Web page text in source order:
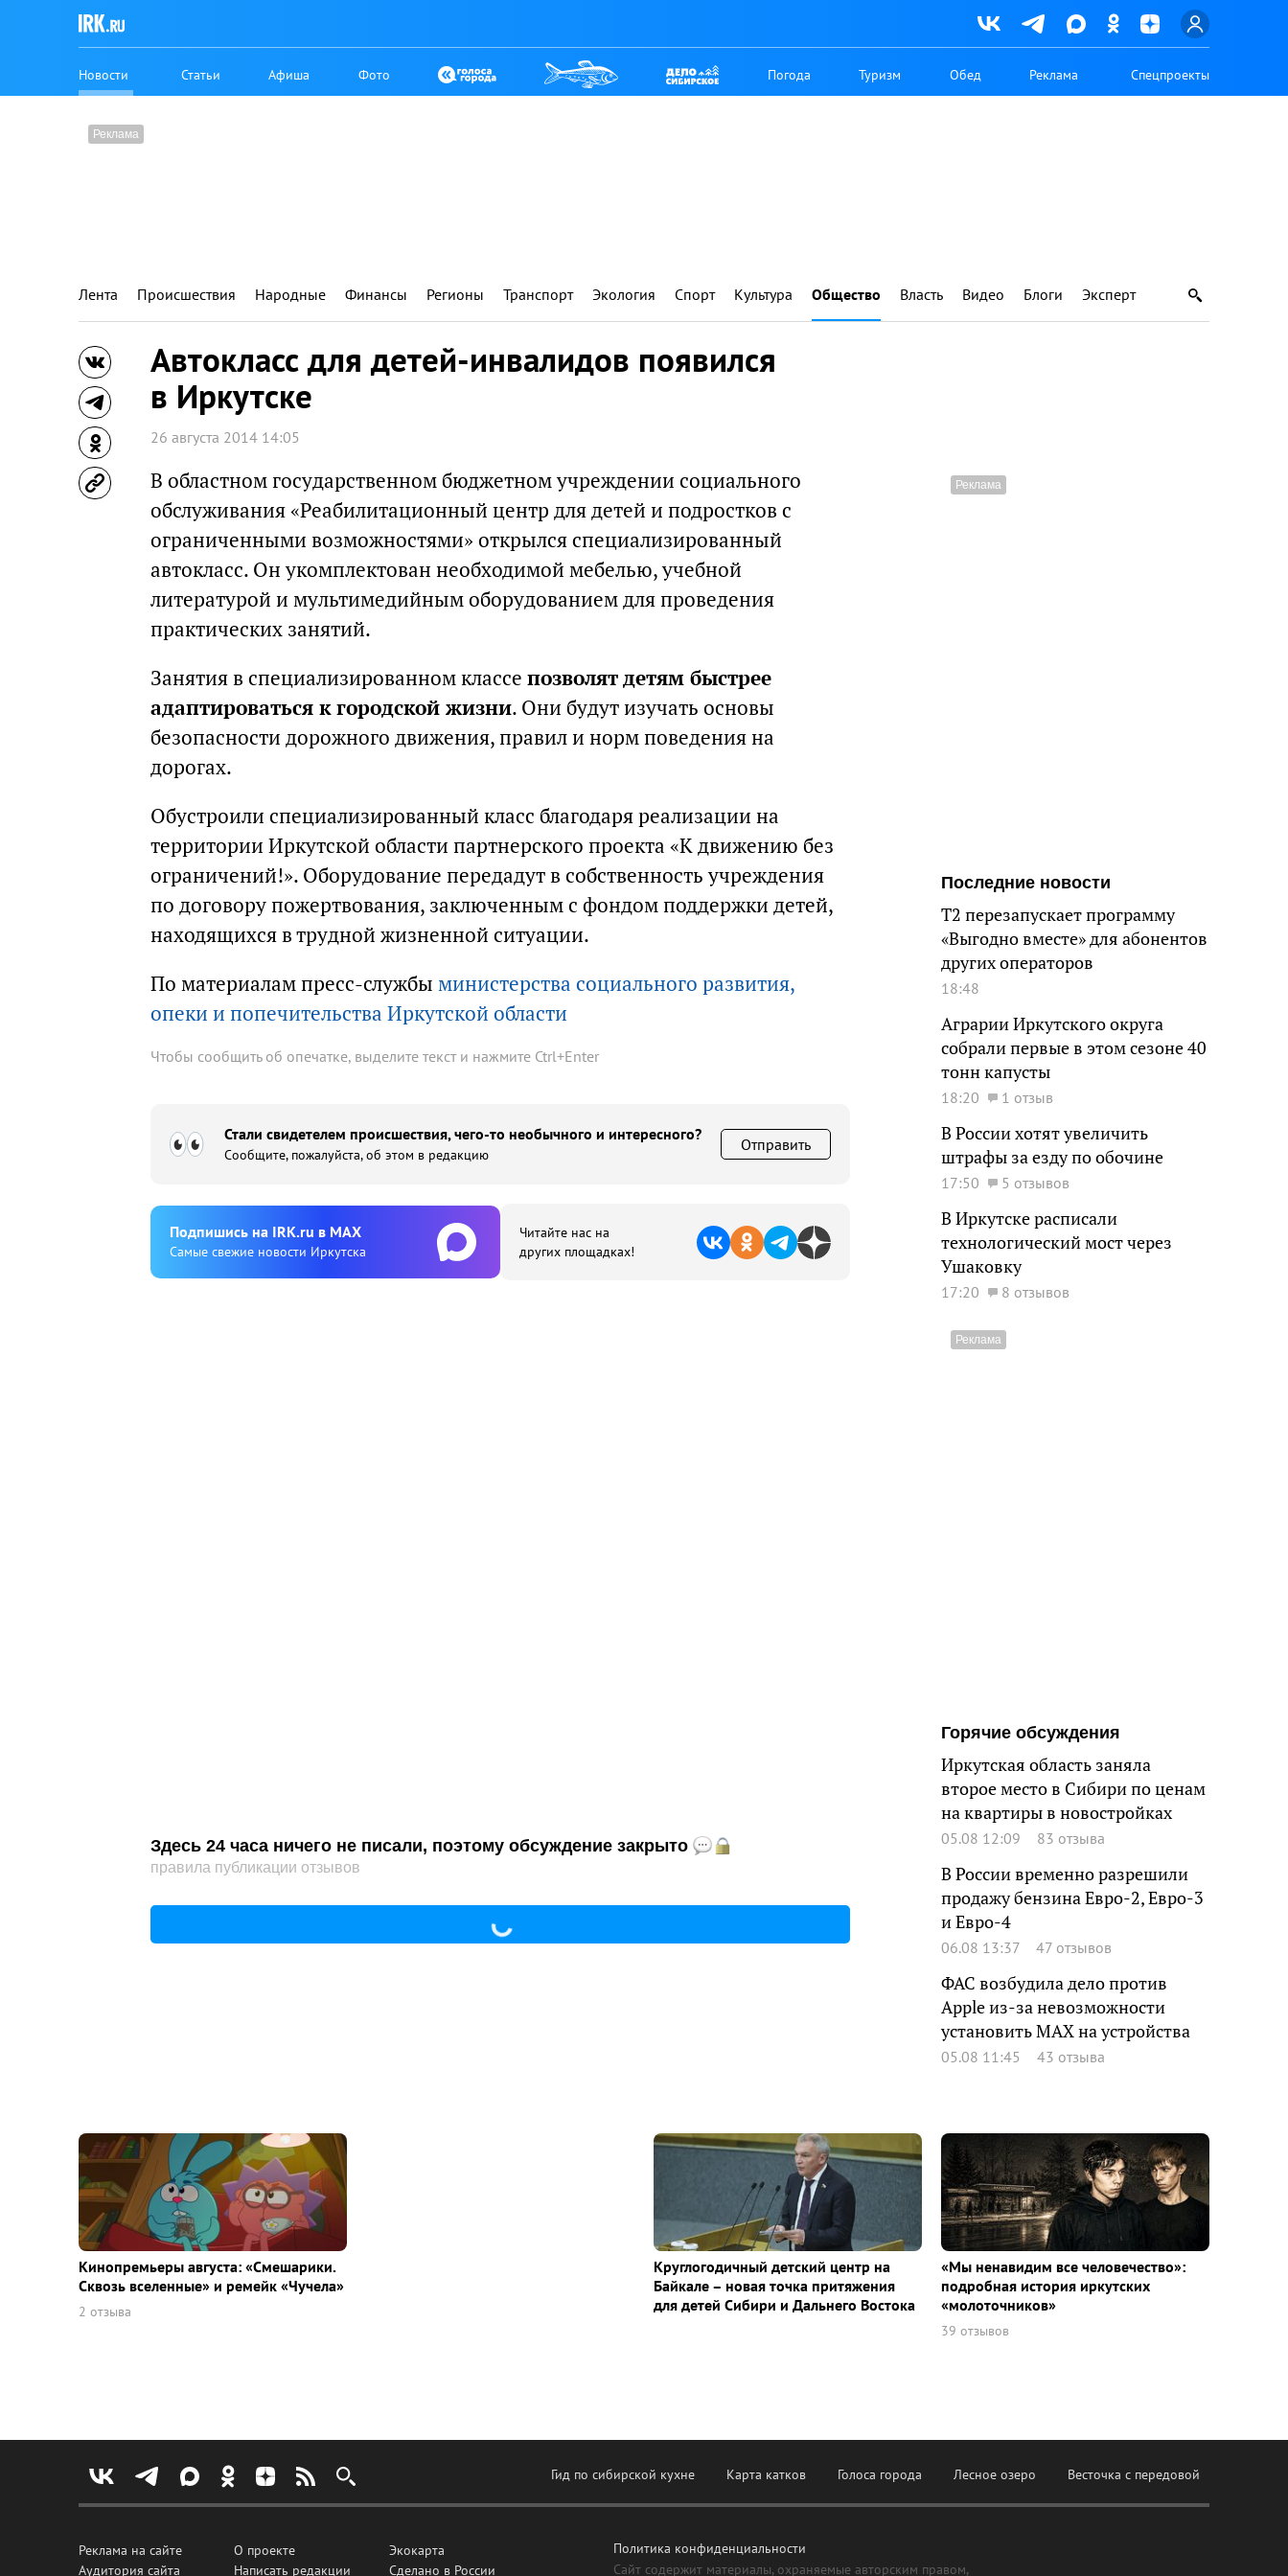
Новости Статьи Афиша Фото Погода Туризм Обед Реклама Спецпроекты
Лента Происшествия Народные Финансы Регионы Транспорт Экология Спорт Культура Общество Власть Видео Блоги Эксперт
Автокласс для детей-инвалидов появился
в Иркутске
26 августа 2014 14:05
В областном государственном бюджетном учреждении социального
обслуживания «Реабилитационный центр для детей и подростков с
ограниченными возможностями» открылся специализированный
автокласс. Он укомплектован необходимой мебелью, учебной
литературой и мультимедийным оборудованием для проведения
практических занятий.
Занятия в специализированном классе позволят детям быстрее
адаптироваться к городской жизни. Они будут изучать основы
безопасности дорожного движения, правил и норм поведения на
дорогах.
Обустроили специализированный класс благодаря реализации на
территории Иркутской области партнерского проекта «К движению без
ограничений!». Оборудование передадут в собственность учреждения
по договору пожертвования, заключенным с фондом поддержки детей,
находящихся в трудной жизненной ситуации.
По материалам пресс-службы министерства социального развития,
опеки и попечительства Иркутской области
Чтобы сообщить об опечатке, выделите текст и нажмите Ctrl+Enter
Стали свидетелем происшествия, чего-то необычного и интересного?
Сообщите, пожалуйста, об этом в редакцию
Отправить
Подпишиcь на IRK.ru в MAX
Cамые свежие новости Иркутска
Читайте нас на
других площадках!
Здесь 24 часа ничего не писали, поэтому обсуждение закрыто
правила публикации отзывов
Последние новости
Т2 перезапускает программу
«Выгодно вместе» для абонентов
других операторов
18:48
Аграрии Иркутского округа
собрали первые в этом сезоне 40
тонн капусты
18:20 1 отзыв
В России хотят увеличить
штрафы за езду по обочине
17:50 5 отзывов
В Иркутске расписали
технологический мост через
Ушаковку
17:20 8 отзывов
Горячие обсуждения
Иркутская область заняла
второе место в Сибири по ценам
на квартиры в новостройках
05.08 12:09 83 отзыва
В России временно разрешили
продажу бензина Евро-2, Евро-3
и Евро-4
06.08 13:37 47 отзывов
ФАС возбудила дело против
Apple из-за невозможности
установить MAX на устройства
05.08 11:45 43 отзыва
Кинопремьеры августа: «Смешарики.
Сквозь вселенные» и ремейк «Чучела»
2 отзыва
Круглогодичный детский центр на
Байкале – новая точка притяжения
для детей Сибири и Дальнего Востока
«Мы ненавидим все человечество»:
подробная история иркутских
«молоточников»
39 отзывов
Гид по сибирской кухне Карта катков Голоса города Лесное озеро Весточка с передовой
Реклама на сайте
Аудитория сайта
О проекте
Написать редакции
Экокарта
Сделано в России
Политика конфиденциальности
Сайт содержит материалы, охраняемые авторским правом,